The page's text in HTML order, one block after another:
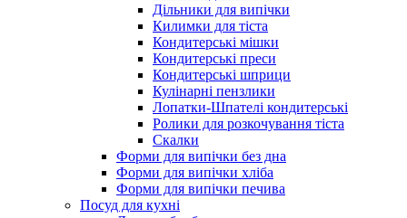
Дільники для випічки
Килимки для тіста
Кондитерські мішки
Кондитерські преси
Кондитерські шприци
Кулінарні пензлики
Лопатки-Шпателі кондитерські
Ролики для розкочування тіста
Скалки
Форми для випічки без дна
Форми для випічки хліба
Форми для випічки печива
Посуд для кухні